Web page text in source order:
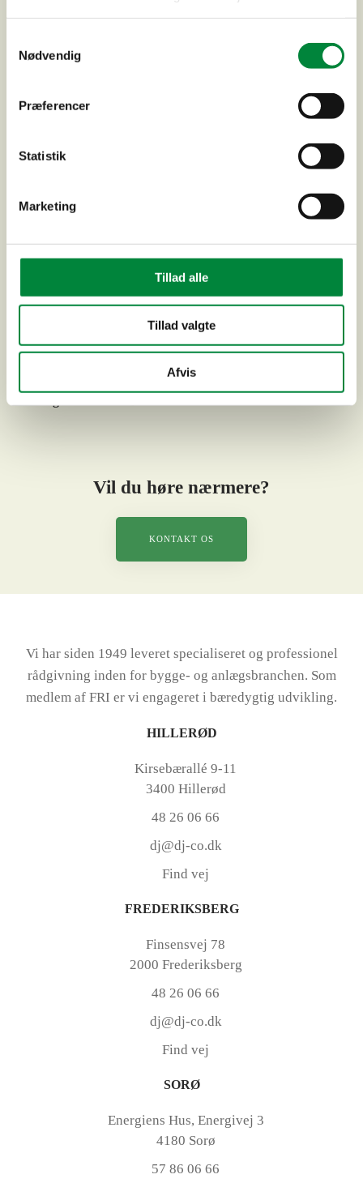
Nødvendig
Præferencer
Statistik
Marketing
Tillad alle
Tillad valgte
Afvis
Byggemodning af Sølvkærvej, Skuldelev
Vil du høre nærmere?
KONTAKT OS
Vi har siden 1949 leveret specialiseret og professionel
rådgivning inden for bygge- og anlægsbranchen. Som
medlem af FRI er vi engageret i bæredygtig udvikling.
HILLERØD
Kirsebærallé 9-11
3400 Hillerød
48 26 06 66
dj@dj-co.dk
Find vej
FREDERIKSBERG
Finsensvej 78
2000 Frederiksberg
48 26 06 66
dj@dj-co.dk
Find vej
SORØ
Energiens Hus, Energivej 3
4180 Sorø
57 86 06 66